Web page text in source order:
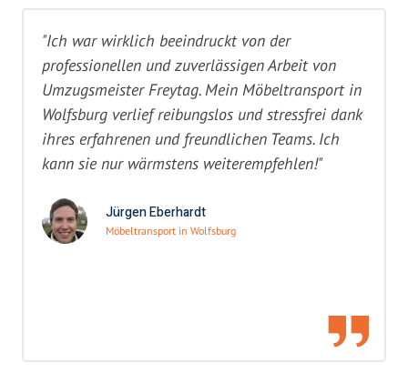
"Ich war wirklich beeindruckt von der
professionellen und zuverlässigen Arbeit von
Umzugsmeister Freytag. Mein Möbeltransport in
Wolfsburg verlief reibungslos und stressfrei dank
ihres erfahrenen und freundlichen Teams. Ich
kann sie nur wärmstens weiterempfehlen!"
Jürgen Eberhardt
Möbeltransport in Wolfsburg